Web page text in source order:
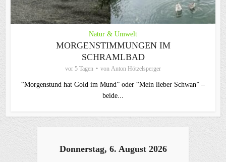
Natur & Umwelt
MORGENSTIMMUNGEN IM
SCHRAMLBAD
vor 5 Tagen von Anton Hötzelsperger
“Morgenstund hat Gold im Mund” oder “Mein lieber Schwan” –
beide...
Donnerstag, 6. August 2026